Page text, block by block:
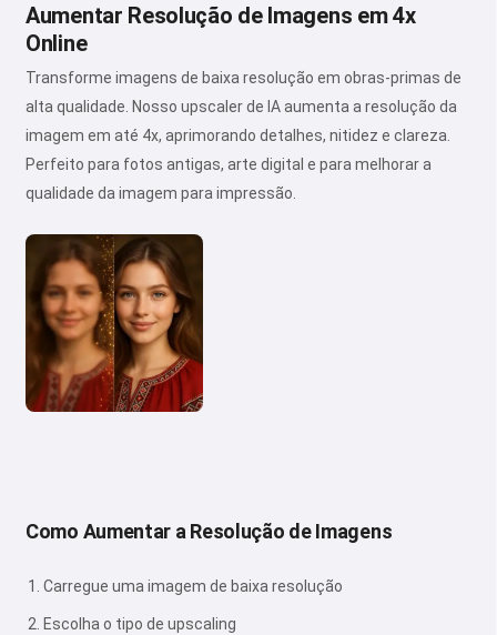
Aumentar Resolução de Imagens em 4x
Online
Transforme imagens de baixa resolução em obras-primas de
alta qualidade. Nosso upscaler de IA aumenta a resolução da
imagem em até 4x, aprimorando detalhes, nitidez e clareza.
Perfeito para fotos antigas, arte digital e para melhorar a
qualidade da imagem para impressão.
Como Aumentar a Resolução de Imagens
Carregue uma imagem de baixa resolução
Escolha o tipo de upscaling